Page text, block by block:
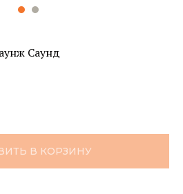
Саунд
В КОРЗИНУ